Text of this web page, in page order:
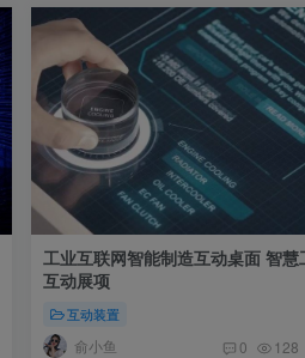
工业互联网智能制造互动桌面 智慧
互动展项
互动装置
俞小鱼 0 128